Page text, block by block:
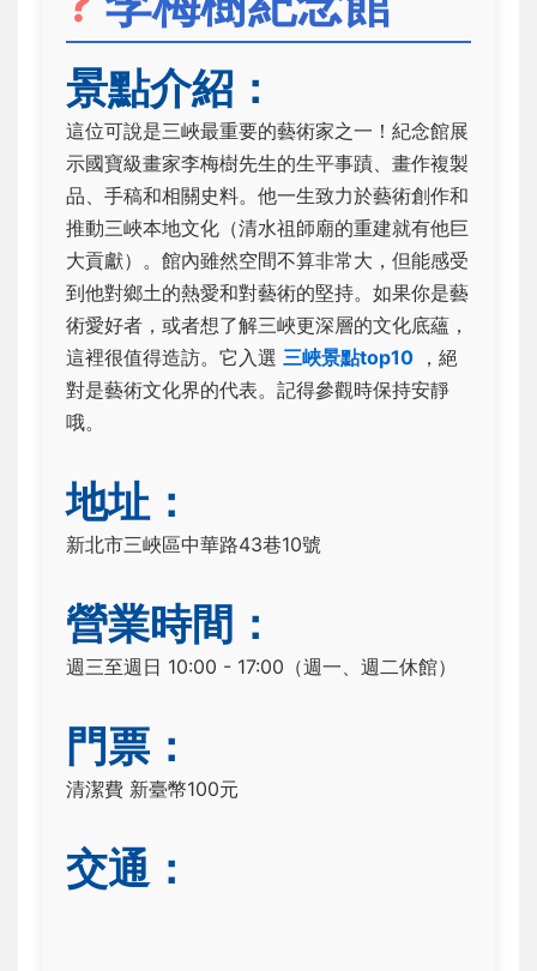
景點介紹：
這位可說是三峽最重要的藝術家之一！紀念館展
示國寶級畫家李梅樹先生的生平事蹟、畫作複製
品、手稿和相關史料。他一生致力於藝術創作和
推動三峽本地文化（清水祖師廟的重建就有他巨
大貢獻）。館內雖然空間不算非常大，但能感受
到他對鄉土的熱愛和對藝術的堅持。如果你是藝
術愛好者，或者想了解三峽更深層的文化底蘊，
這裡很值得造訪。它入選 三峽景點top10 ，絕
對是藝術文化界的代表。記得參觀時保持安靜
哦。
地址：
新北市三峽區中華路43巷10號
營業時間：
週三至週日 10:00 - 17:00（週一、週二休館）
門票：
清潔費 新臺幣100元
交通：